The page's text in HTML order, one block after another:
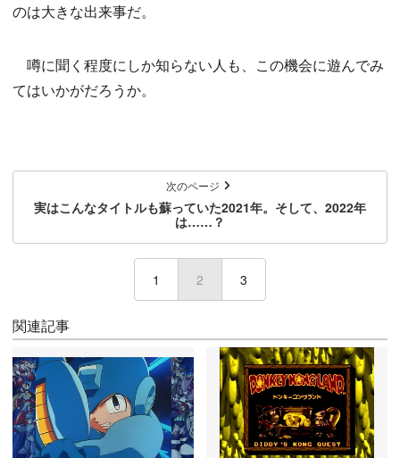
のは大きな出来事だ。
噂に聞く程度にしか知らない人も、この機会に遊んでみ
てはいかがだろうか。
次のページ
実はこんなタイトルも蘇っていた2021年。そして、2022年
は……？
1 2 (current)
3
関連記事